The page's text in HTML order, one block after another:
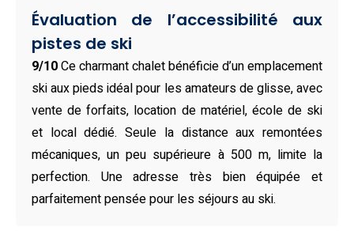
accueille jusqu’à six personnes avec ses trois chambres
(deux lits doubles et lits superposés), trois salles de
bains modernes, un vaste salon avec cheminée, une
cuisine toute équipée, un coin repas convivial, ainsi qu’une
buanderie avec lave-linge et sèche-linge. Les
équipements haut de gamme incluent un sauna privé, une
connexion Wi-Fi ultra-rapide, un espace barbecue, une
grande terrasse ensoleillée, et un parking gratuit. Les
familles apprécieront les chambres spacieuses, tandis
que les groupes d’amis y trouveront un point de départ
Évaluation de l’accessibilité aux
pistes de ski
9/10Ce charmant chalet bénéficie d’un emplacement
ski aux pieds idéal pour les amateurs de glisse, avec
vente de forfaits, location de matériel, école de ski
et local dédié. Seule la distance aux remontées
mécaniques, un peu supérieure à 500 m, limite la
perfection. Une adresse très bien équipée et
parfaitement pensée pour les séjours au ski.